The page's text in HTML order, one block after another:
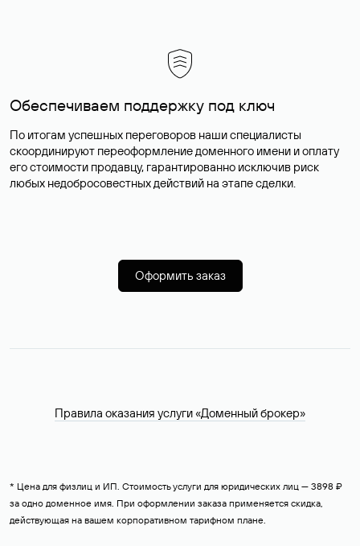
Обеспечиваем поддержку под ключ
По итогам успешных переговоров наши специалисты
скоординируют переоформление доменного имени и оплату
его стоимости продавцу, гарантированно исключив риск
любых недобросовестных действий на этапе сделки.
Оформить заказ
Правила оказания услуги «Доменный брокер»
* Цена для физлиц и ИП. Стоимость услуги для юридических лиц — 3898 ₽
за одно доменное имя. При оформлении заказа применяется скидка,
действующая на вашем корпоративном тарифном плане.